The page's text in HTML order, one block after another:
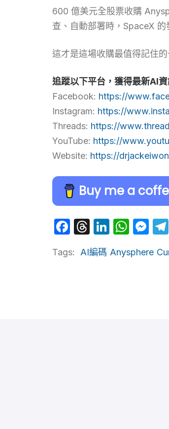
600 億美元全股票收購
查、自動部署時，SpaceX
這才是這場收購最值得記住
追蹤以下平台，獲得最新AI資
Facebook: https://
Instagram: https://
Threads: https://
YouTube: https://
Website: https://
Buy me a
Facebook
Threads
LinkedIn
Tags: AI編碼 Anysphere